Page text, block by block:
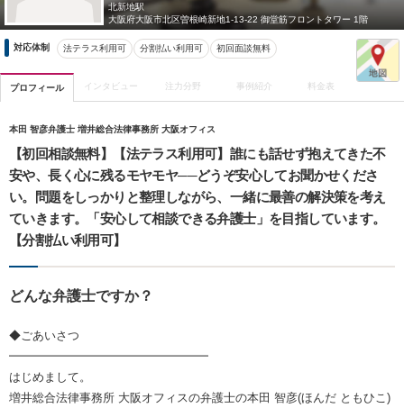
北新地駅
大阪府大阪市北区曽根崎新地1-13-22 御堂筋フロントタワー 1階
対応体制 法テラス利用可 分割払い利用可 初回面談無料
プロフィール インタビュー 注力分野 事例紹介 料金表
本田 智彦弁護士 増井総合法律事務所 大阪オフィス
【初回相談無料】【法テラス利用可】誰にも話せず抱えてきた不
安や、長く心に残るモヤモヤ──どうぞ安心してお聞かせくださ
い。問題をしっかりと整理しながら、一緒に最善の解決策を考え
ていきます。「安心して相談できる弁護士」を目指しています。
【分割払い利用可】
どんな弁護士ですか？
◆ごあいさつ
━━━━━━━━━━━━━━━━━
はじめまして。
増井総合法律事務所 大阪オフィスの弁護士の本田 智彦(ほんだ ともひこ)